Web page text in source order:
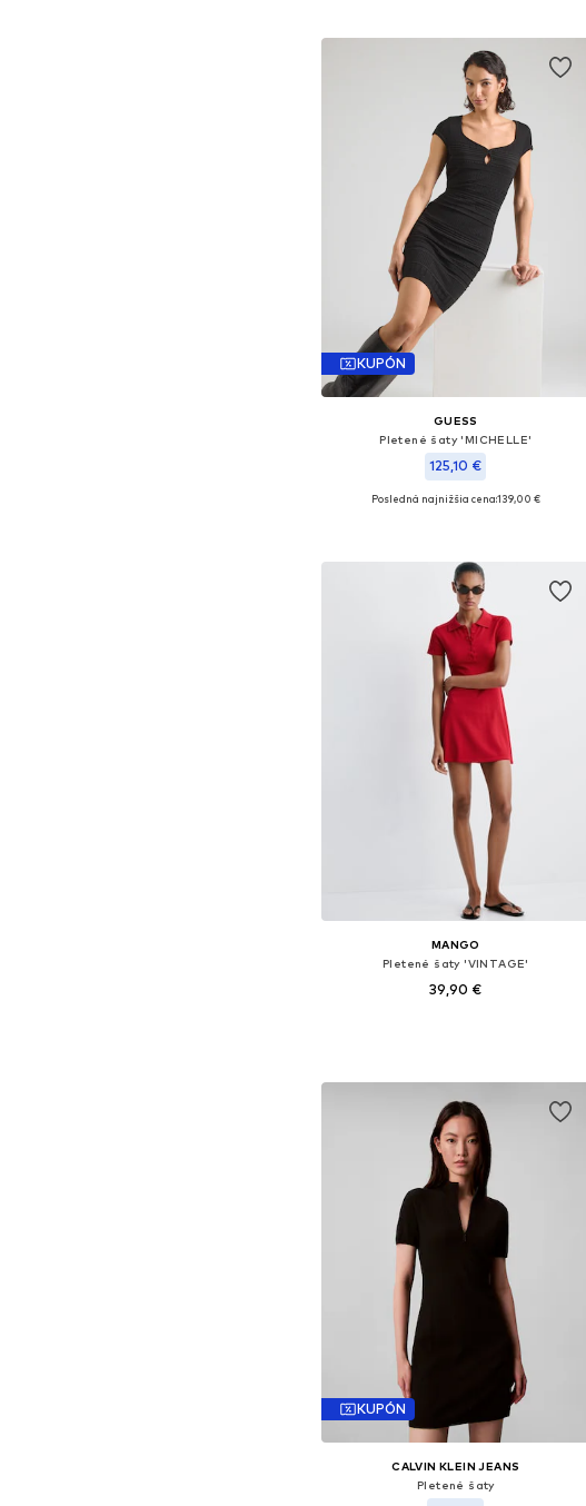
KUPÓN
GUESS
Pletené šaty 'MICHELLE'
125,10 €
Dostupné veľkosti: XS, S, M, L
Posledná najnižšia cena:139,00 €
MANGO
Pletené šaty 'VINTAGE'
39,90 €
KUPÓN
CALVIN KLEIN JEANS
Pletené šaty